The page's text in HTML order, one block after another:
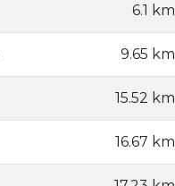
6.1 km
9.65 km
15.52 km
16.67 km